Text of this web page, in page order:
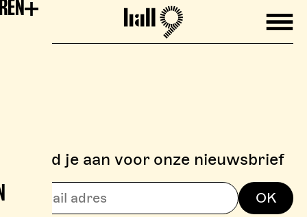
Mobile
Hall9
> BOULDERZONE
Meld je aan voor onze nieuwsbrief
OK